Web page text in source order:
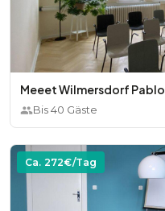
Meeet Wilmersdorf Pablo
Bis40 Gäste
Ca. 272€/Tag